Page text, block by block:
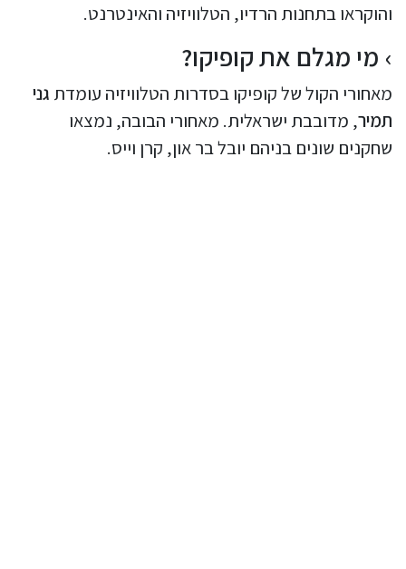
והוקראו בתחנות הרדיו, הטלוויזיה והאינטרנט.
מי מגלם את קופיקו?
מאחורי הקול של קופיקו בסדרות הטלוויזיה עומדת גני
תמיר, מדובבת ישראלית. מאחורי הבובה, נמצאו
שחקנים שונים בניהם יובל בר און, קרן וייס.